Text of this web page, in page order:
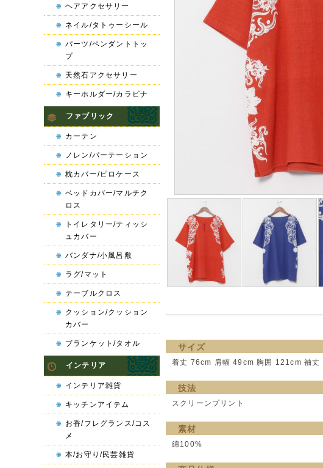
サイズ
着丈 76cm 肩幅 49cm 胸囲 121cm 袖丈
技法
スクリーンプリント
素材
綿100%
ヘアアクセサリー
ネイル/タトゥーシール
パーツ/ペンダントトッ
プ
天然石アクセサリー
キーホルダー/カラビナ
ファブリック
カーテン
ノレン/パーテーション
枕カバー/ピロケース
ベッドカバー/マルチク
ロス
トイレタリー/ティッシ
ュカバー
バンダナ/小風呂敷
ラグ/マット
テーブルクロス
クッション/クッション
カバー
ブランケット/タオル
インテリア
インテリア雑貨
キッチンアイテム
お香/フレグランス/コス
メ
本/お守り/民芸雑貨